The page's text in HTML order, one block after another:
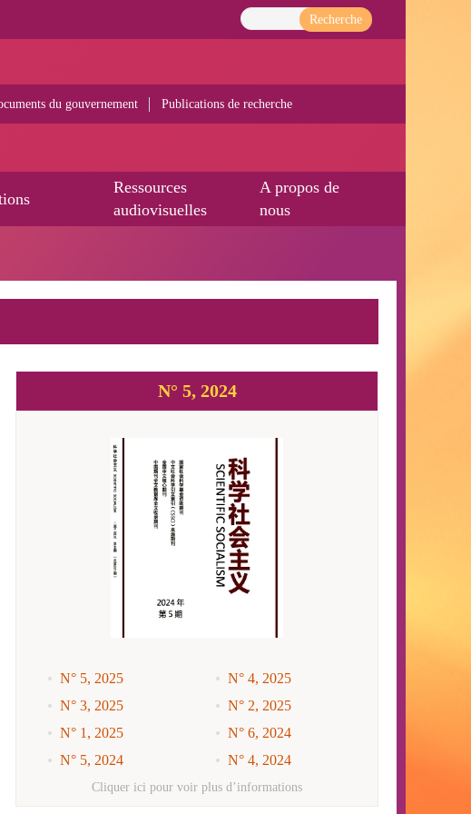
Recherche
du gouvernement Publications de recherche
Ressources
audiovisuelles
A propos de
nous
N° 5, 2024
N° 5, 2025
N° 4, 2025
N° 3, 2025
N° 2, 2025
N° 1, 2025
N° 6, 2024
N° 5, 2024
N° 4, 2024
N° 3, 2024
N° 2, 2024
Cliquer ici pour voir plus d’informations